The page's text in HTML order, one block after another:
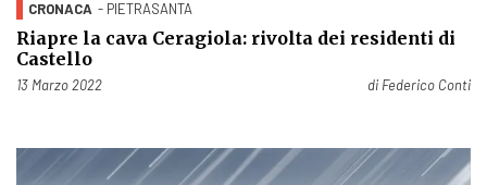
CRONACA - PIETRASANTA
Riapre la cava Ceragiola: rivolta dei residenti di
Castello
Pubblicato il
13 Marzo 2022 di Federico Conti